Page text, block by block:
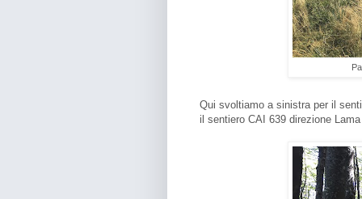
Qui svoltiamo a sinistra per il
il sentiero CAI 639 direzione